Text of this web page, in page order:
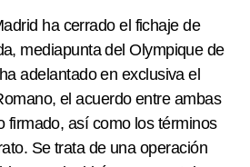
ha cerrado el fichaje de
mediapunta del Olympique de
adelantado en exclusiva el
el acuerdo entre ambas
firmado, así como los términos
Se trata de una operación